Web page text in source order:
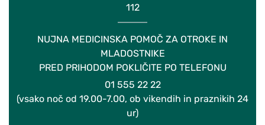
112
NUJNA MEDICINSKA POMOČ ZA OTROKE IN
MLADOSTNIKE
PRED PRIHODOM POKLIČITE PO TELEFONU
01 555 22 22
(vsako noč od 19.00-7.00, ob vikendih in praznikih 24
ur)